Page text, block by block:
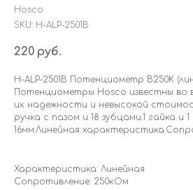
Hosco
SKU: H-ALP-2501B
220 руб.
H-ALP-2501B Потенциометр B250K
Потенциометры Hosco известны во
их надежности и невысокой
ручка с пазом и 18 зубцами.1 гайка
16мм.Линейная
Характеристика: Линейная
Сопротивление: 250кОм